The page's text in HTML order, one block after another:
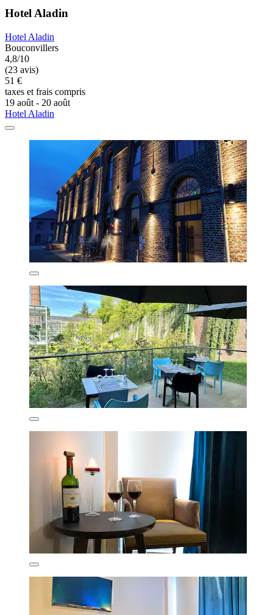
Hotel Aladin
Hotel Aladin
Bouconvillers
4,8/10
(23 avis)
51 €
taxes et frais compris
19 août - 20 août
Hotel Aladin